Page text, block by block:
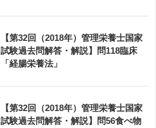
【第32回（2018年）管理栄養士国家
試験過去問解答・解説】問118臨床
「経腸栄養法」
【第32回（2018年）管理栄養士国家
試験過去問解答・解説】問56食べ物